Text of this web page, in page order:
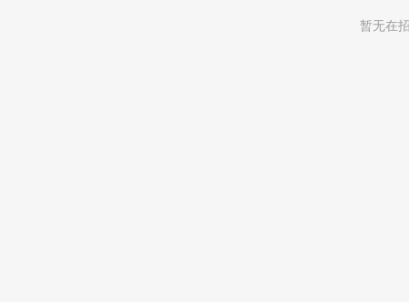
暂无在